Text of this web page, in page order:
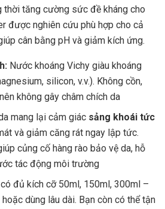
thời tăng cường sức đề kháng cho
được nghiên cứu phù hợp cho cả
cân bằng pH và giảm kích ứng.
Nước khoáng Vichy giàu khoáng
silicon, v.v.). Không cồn,
không gây châm chích da
mang lại cảm giác sảng khoái tức
và giảm căng rát ngay lập tức.
củng cố hàng rào bảo vệ da, hỗ
tác động môi trường
đủ kích cỡ 50ml, 150ml, 300ml –
dùng lâu dài. Bạn còn có thể tận